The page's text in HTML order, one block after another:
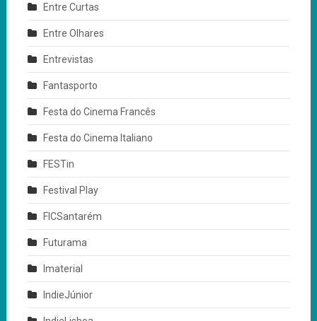
Entre Curtas
Entre Olhares
Entrevistas
Fantasporto
Festa do Cinema Francês
Festa do Cinema Italiano
FESTin
Festival Play
FICSantarém
Futurama
Imaterial
IndieJúnior